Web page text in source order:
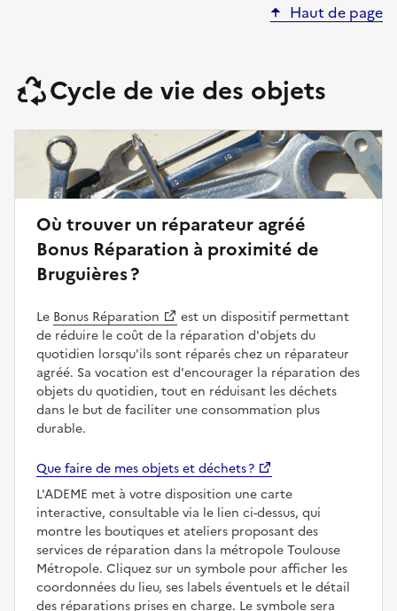
Haut de page
Cycle de vie des objets
Où trouver un réparateur agréé
Bonus Réparation à proximité de
Bruguières ?
Le Bonus Réparation
est un dispositif permettant
de réduire le coût de la réparation d'objets du
quotidien lorsqu'ils sont réparés chez un réparateur
agréé. Sa vocation est d'encourager la réparation des
objets du quotidien, tout en réduisant les déchets
dans le but de faciliter une consommation plus
durable.
Que faire de mes objets et déchets ?
L'ADEME met à votre disposition une carte
interactive, consultable via le lien ci-dessus, qui
montre les boutiques et ateliers proposant des
services de réparation dans la métropole Toulouse
Métropole. Cliquez sur un symbole pour afficher les
coordonnées du lieu, ses labels éventuels et le détail
des réparations prises en charge. Le symbole sera